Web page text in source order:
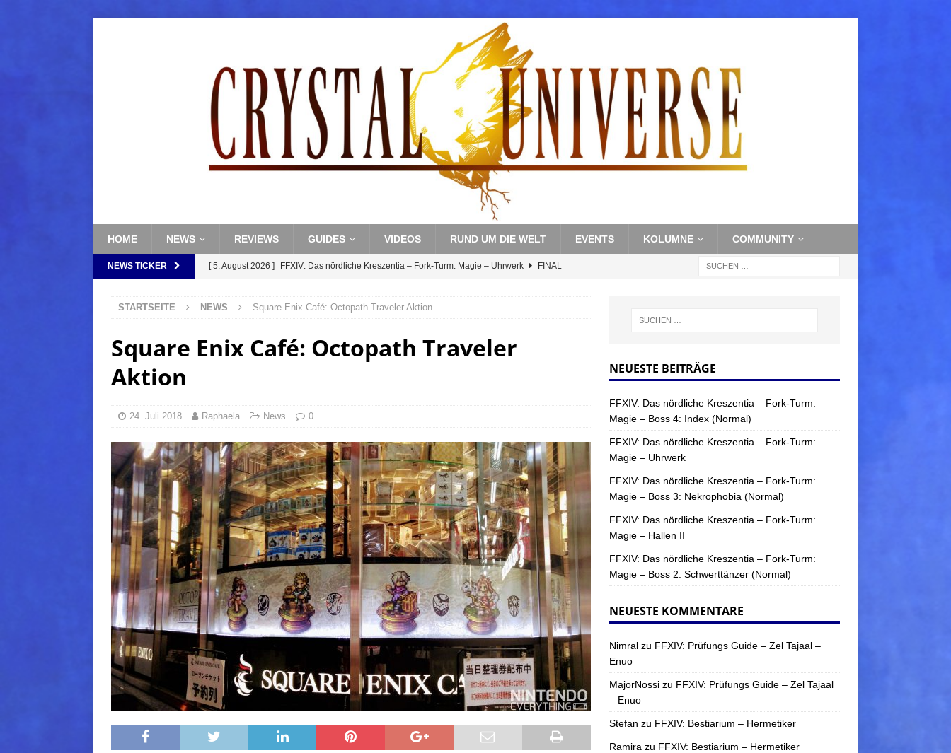
HOME NEWS REVIEWS GUIDES VIDEOS RUND UM DIE WELT EVENTS KOLUMNE COMMUNITY
NEWS TICKER [ 5. August 2026 ] FFXIV: Das nördliche Kreszentia – Fork-Turm: Magie – Uhrwerk FINAL
[ 5. August 2026 ] FFXIV: Das nördliche Kreszentia – Fork-Turm: Magie – Boss 3: Nekrophobia
(Normal) FINAL FANTASY
FFXIV: Das nördliche Kreszentia – Fork-Turm: Magie – Hallen II
[ 5. August 2026 ] FFXIV: Das nördliche Kreszentia – Fork-Turm: Magie – Boss 2: Schwerttänzer
[ 5. August 2026 ] FFXIV: Das nördliche Kreszentia – Fork-Turm: Magie – Boss 4: Index (Normal)
FINAL FANTASY
STARTSEITE NEWS Square Enix Café: Octopath Traveler Aktion
Square Enix Café: Octopath Traveler
Aktion
24. Juli 2018 Raphaela News 0
NEUESTE BEITRÄGE
FFXIV: Das nördliche Kreszentia – Fork-Turm:
Magie – Boss 4: Index (Normal)
FFXIV: Das nördliche Kreszentia – Fork-Turm:
Magie – Uhrwerk
FFXIV: Das nördliche Kreszentia – Fork-Turm:
Magie – Boss 3: Nekrophobia (Normal)
FFXIV: Das nördliche Kreszentia – Fork-Turm:
Magie – Hallen II
FFXIV: Das nördliche Kreszentia – Fork-Turm:
Magie – Boss 2: Schwerttänzer (Normal)
NEUESTE KOMMENTARE
Nimralzu FFXIV: Prüfungs Guide – Zel Tajaal –
Enuo
MajorNossizu FFXIV: Prüfungs Guide – Zel Tajaal
– Enuo
Stefan zu FFXIV: Bestiarium – Hermetiker
Ramira zu FFXIV: Bestiarium – Hermetiker